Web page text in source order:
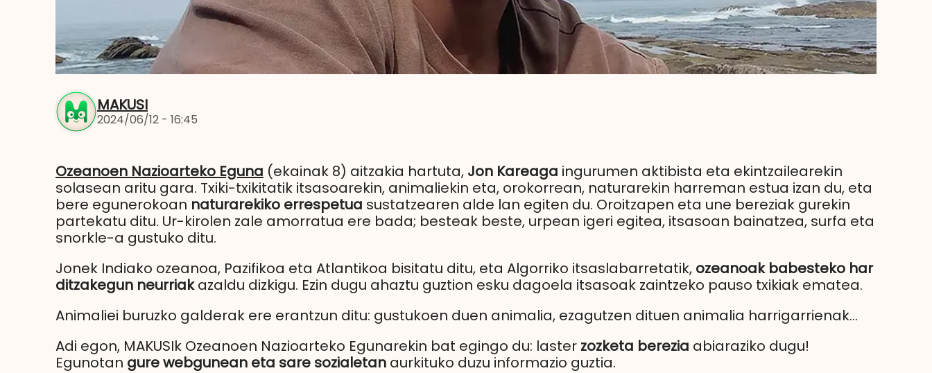
MAKUSI
2024/06/12 - 16:45
Ozeanoen Nazioarteko Eguna (ekainak 8) aitzakia hartuta, Jon Kareaga ingurumen aktibista eta ekintzailearekin
solasean aritu gara. Txiki-txikitatik itsasoarekin, animaliekin eta, orokorrean, naturarekin harreman estua izan du, eta
bere egunerokoan naturarekiko errespetua sustatzearen alde lan egiten du. Oroitzapen eta une bereziak gurekin
partekatu ditu. Ur-kirolen zale amorratua ere bada; besteak beste, urpean igeri egitea, itsasoan bainatzea, surfa eta
snorkle-a gustuko ditu.
Jonek Indiako ozeanoa, Pazifikoa eta Atlantikoa bisitatu ditu, eta Algorriko itsaslabarretatik, ozeanoak babesteko har
ditzakegun neurriakazaldu dizkigu. Ezin dugu ahaztu guztion esku dagoela itsasoak zaintzeko pauso txikiak ematea.
Animaliei buruzko galderak ere erantzun ditu: gustukoen duen animalia, ezagutzen dituen animalia harrigarrienak…
Adi egon, MAKUSIk Ozeanoen Nazioarteko Egunarekin bat egingo du: laster zozketa berezia abiaraziko dugu!
Egunotan gure webgunean eta sare sozialetan aurkituko duzu informazio guztia.